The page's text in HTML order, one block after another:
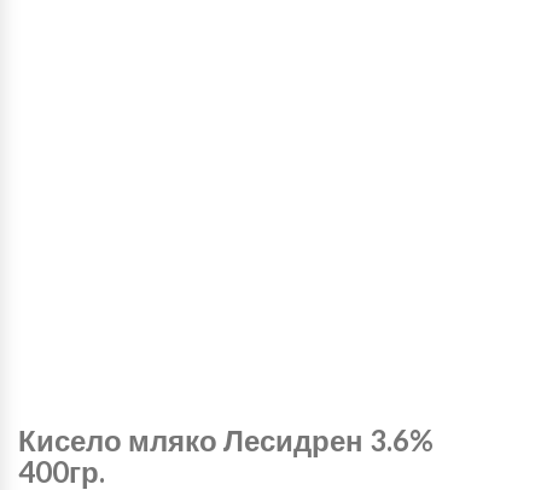
Кисело мляко Лесидрен 3.6%
400гр.